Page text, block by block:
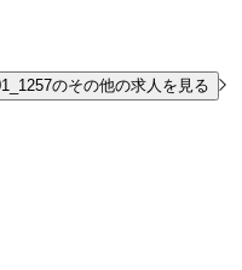
のその他の求人を見る